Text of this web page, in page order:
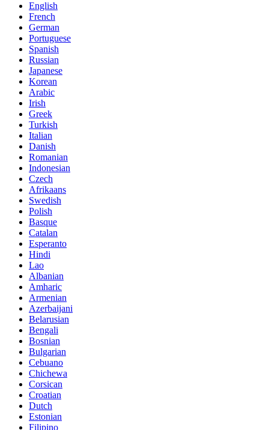
English
French
German
Portuguese
Spanish
Russian
Japanese
Korean
Arabic
Irish
Greek
Turkish
Italian
Danish
Romanian
Indonesian
Czech
Afrikaans
Swedish
Polish
Basque
Catalan
Esperanto
Hindi
Lao
Albanian
Amharic
Armenian
Azerbaijani
Belarusian
Bengali
Bosnian
Bulgarian
Cebuano
Chichewa
Corsican
Croatian
Dutch
Estonian
Filipino